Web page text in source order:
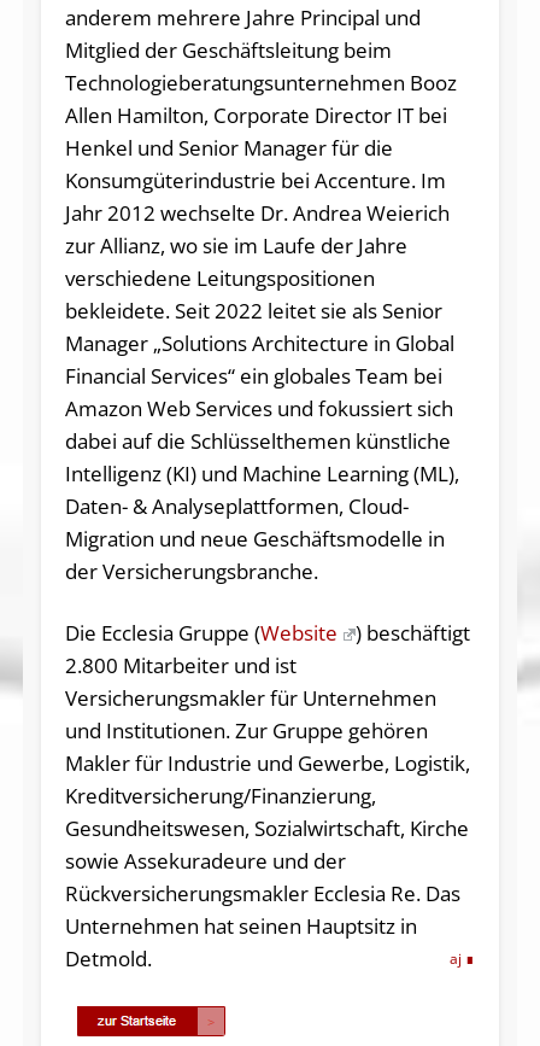
anderem mehrere Jahre Principal und
Mitglied der Geschäftsleitung beim
Technologieberatungsunternehmen Booz
Allen Hamilton, Corporate Director IT bei
Henkel und Senior Manager für die
Konsumgüterindustrie bei Accenture. Im
Jahr 2012 wechselte Dr. Andrea Weierich
zur Allianz, wo sie im Laufe der Jahre
verschiedene Leitungspositionen
bekleidete. Seit 2022 leitet sie als Senior
Manager „Solutions Architecture in Global
Financial Services“ ein globales Team bei
Amazon Web Services und fokussiert sich
dabei auf die Schlüsselthemen künstliche
Intelligenz (KI) und Machine Learning (ML),
Daten- & Analyseplattformen, Cloud-
Migration und neue Geschäftsmodelle in
der Versicherungsbranche.
Die Ecclesia Gruppe (Website
) beschäftigt
2.800 Mitarbeiter und ist
Versicherungsmakler für Unternehmen
und Institutionen. Zur Gruppe gehören
Makler für Industrie und Gewerbe, Logistik,
Kreditversicherung/Finanzierung,
Gesundheitswesen, Sozialwirtschaft, Kirche
sowie Assekuradeure und der
Rückversicherungsmakler Ecclesia Re. Das
Unternehmen hat seinen Hauptsitz in
Detmold.
aj